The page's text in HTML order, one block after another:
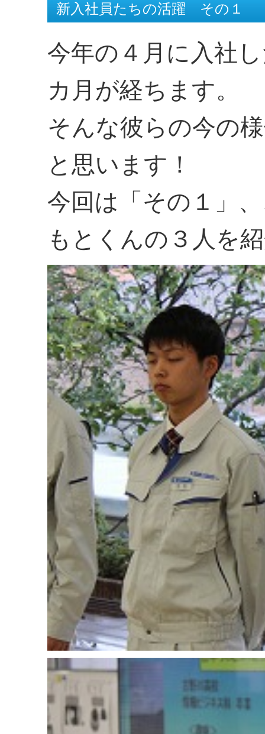
新入社員たちの活躍 その１
今年の４月に入社
カ月が経ちます。
そんな彼らの今の
と思います！
今回は「その１」
もとくんの３人を